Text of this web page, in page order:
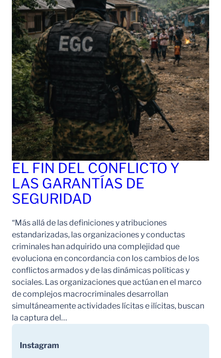
EL FIN DEL CONFLICTO Y
LAS GARANTÍAS DE
SEGURIDAD
“Más allá de las definiciones y atribuciones
estandarizadas, las organizaciones y conductas
criminales han adquirido una complejidad que
evoluciona en concordancia con los cambios de los
conflictos armados y de las dinámicas políticas y
sociales. Las organizaciones que actúan en el marco
de complejos macrocriminales desarrollan
simultáneamente actividades lícitas e ilícitas, buscan
la captura del…
Instagram